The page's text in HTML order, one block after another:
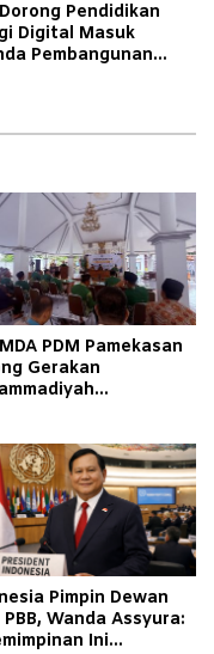
Pendidikan
Digital Masuk
Pembangunan
PDM Pamekasan
Gerakan
Pimpin Dewan
PBB, Wanda Assyura:
Ini